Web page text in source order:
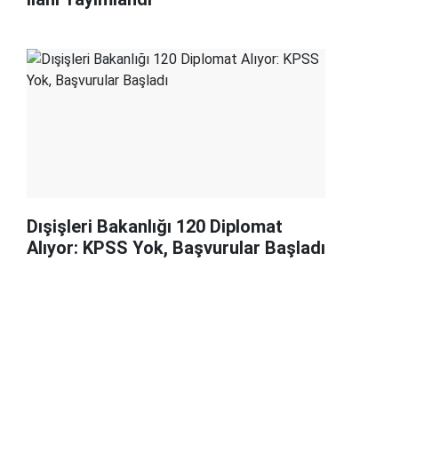
Dışişleri Bakanlığı 120 Diplomat
Alıyor: KPSS Yok, Başvurular Başladı